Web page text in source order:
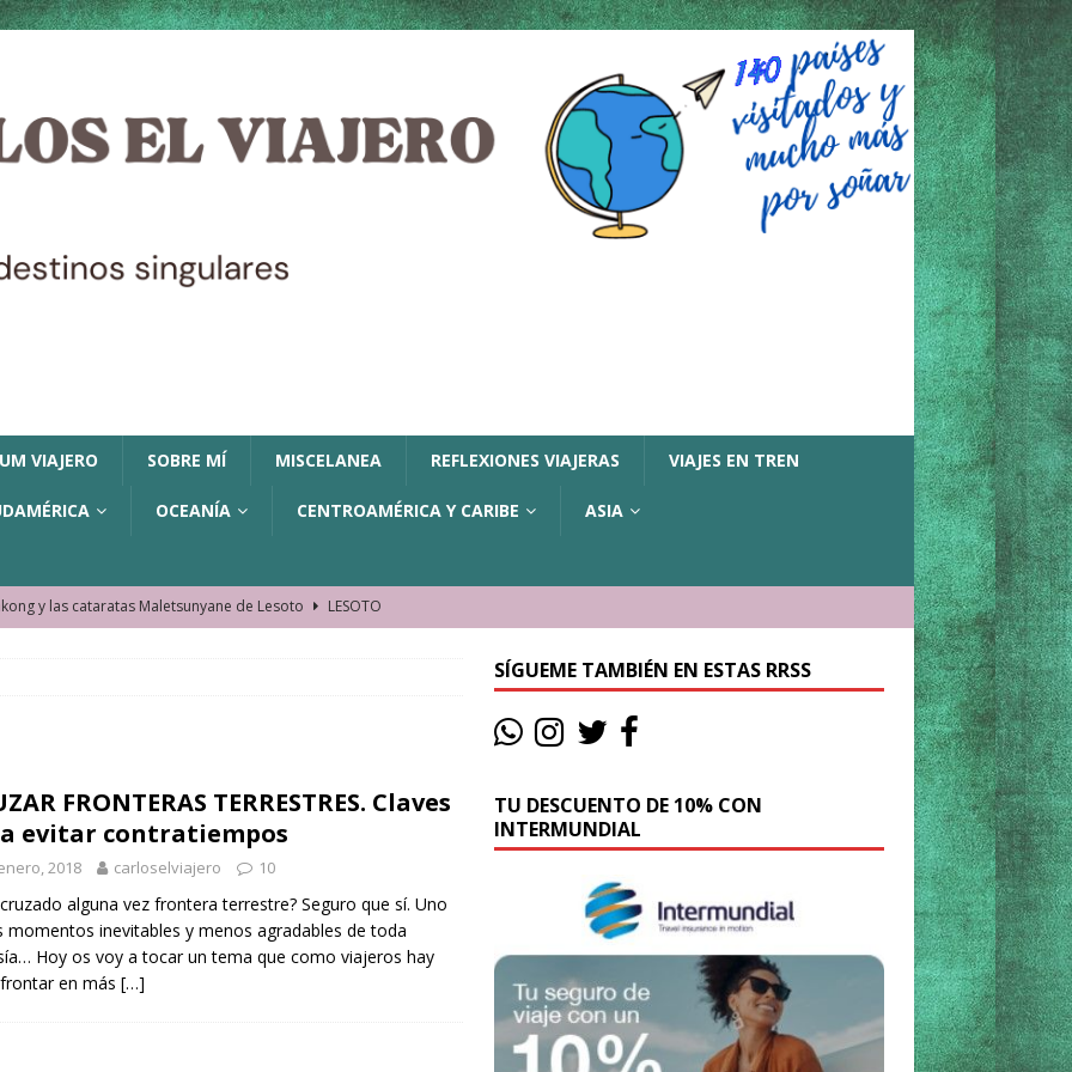
VIAJERO SOBRE MÍ MISCELANEA REFLEXIONES VIAJERAS VIAJES EN TREN
OCEANÍA CENTROAMÉRICA Y CARIBE ASIA
y las cataratas Maletsunyane de Lesoto
LESOTO
La historia de la misteriosa avioneta de la playa
JAMAICA
moverse en Seychelles de manera sostenible
El barrio más castizo de Malabo GUINEA ECUATORIAL
FRONTERAS TERRESTRES. Claves
evitar contratiempos
2018 carloselviajero 10
alguna vez frontera terrestre? Seguro que sí. Uno
momentos inevitables y menos agradables de toda
Hoy os voy a tocar un tema que como viajeros hay
en más […]
SÍGUEME TAMBIÉN EN ESTAS RRSS
TU DESCUENTO DE 10% CON
INTERMUNDIAL